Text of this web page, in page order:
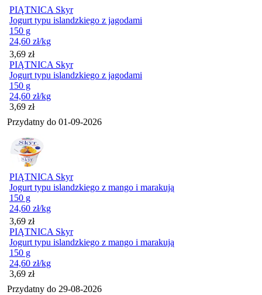
PIĄTNICA Skyr
Jogurt typu islandzkiego z jagodami
150 g
24,60 zł/kg
Cena
3,69 zł
PIĄTNICA Skyr
Jogurt typu islandzkiego z jagodami
150 g
24,60 zł/kg
Cena
3,69 zł
Przydatny do 01-09-2026
PIĄTNICA Skyr
Jogurt typu islandzkiego z mango i marakują
150 g
24,60 zł/kg
Cena
3,69 zł
PIĄTNICA Skyr
Jogurt typu islandzkiego z mango i marakują
150 g
24,60 zł/kg
Cena
3,69 zł
Przydatny do 29-08-2026